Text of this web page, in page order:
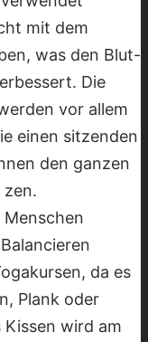
mit dem
was den Blut-
Die
vor allem
einen sitzenden
den ganzen
Menschen
da es
Plank oder
wird am